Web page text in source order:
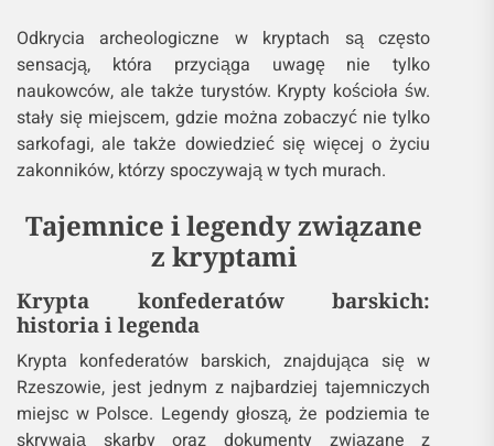
Odkrycia archeologiczne w kryptach są często
sensacją, która przyciąga uwagę nie tylko
naukowców, ale także turystów. Krypty kościoła św.
stały się miejscem, gdzie można zobaczyć nie tylko
sarkofagi, ale także dowiedzieć się więcej o życiu
zakonników, którzy spoczywają w tych murach.
Tajemnice i legendy związane
z kryptami
Krypta konfederatów barskich:
historia i legenda
Krypta konfederatów barskich, znajdująca się w
Rzeszowie, jest jednym z najbardziej tajemniczych
miejsc w Polsce. Legendy głoszą, że podziemia te
skrywają skarby oraz dokumenty związane z